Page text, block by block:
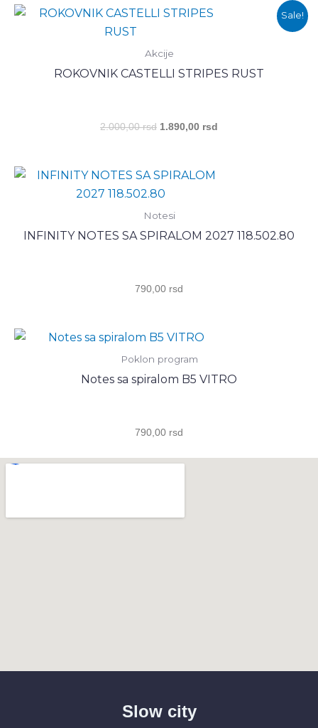
Plus
количина
Sale!
Akcije
ROKOVNIK CASTELLI STRIPES RUST
2.000,00rsd
Оригинална
била:
2.000,00 rsd.
1.890,00 rsd
Notesi
INFINITY NOTES SA SPIRALOM 2027 118.502.80
790,00 rsd
Poklon program
Notes sa spiralom B5 VITRO
790,00 rsd
Slow city